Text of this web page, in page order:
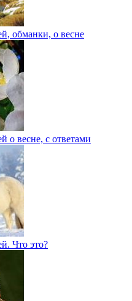
обманки, о весне
о весне, с ответами
Что это?